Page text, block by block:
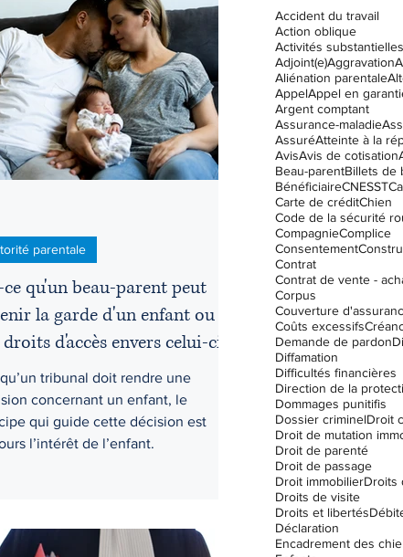
Droit des assurances
Enfants Garde
qu'un beau-parent peut
la garde d'un enfant ou
d'accès envers celui-ci ?
tribunal doit rendre une
concernant un enfant, le
qui guide cette décision est
l’intérêt de l’enfant.
parentale
Accident du travail
Action oblique
Activités substantielles
Adjoint(e)Aggravation
Aliénation parentale
AppelAppel en
Argent comptant
Assurance-maladie
AssuréAtteinte à la
AvisAvis de cotisation
Beau-parentBillets de
BénéficiaireCNESST
Carte de créditChien
Code de la sécurité
CompagnieComplice
Consentement
Contrat
Contrat de vente -
Corpus
Couverture
Coûts excessifs
Demande de pardon
Diffamation
Difficultés financières
Dommages punitifis
Dossier criminelDroit
Droit de mutation
Droit de parenté
Droit de passage
Droit immobilierDroits
Droits de visite
Droits et libertés
Déclaration
Encadrement des